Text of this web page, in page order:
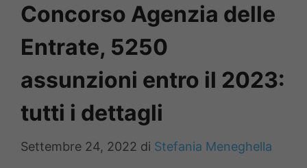
Concorso Agenzia delle
Entrate, 5250
assunzioni entro il 2023:
tutti i dettagli
Settembre 24, 2022 di Stefania Meneghella